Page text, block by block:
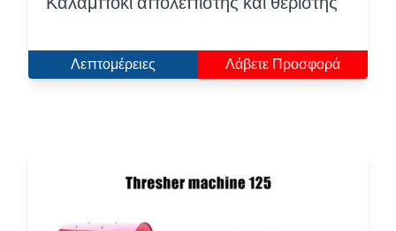
Λεπτομέρειες Λάβετε Προσφορά